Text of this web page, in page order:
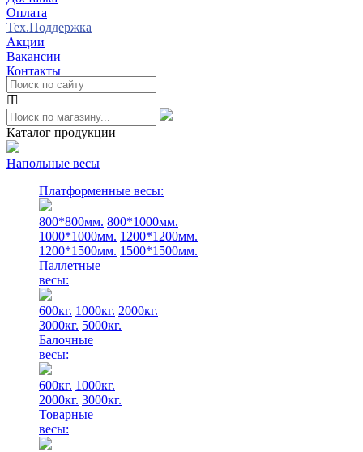
Оплата
Тех.Поддержка
Акции
Вакансии
Контакты
Каталог продукции
Напольные весы
Платформенные весы:
800*800мм. 800*1000мм.
1000*1000мм. 1200*1200мм.
1200*1500мм. 1500*1500мм.
Паллетные
весы:
600кг. 1000кг. 2000кг.
3000кг. 5000кг.
Балочные
весы:
600кг. 1000кг.
2000кг. 3000кг.
Товарные
весы: